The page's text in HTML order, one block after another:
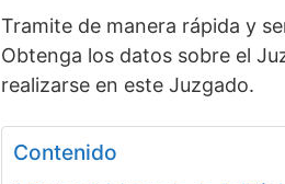
Tramite de manera rápida y
Obtenga los datos sobre el
realizarse en este Juzgado.
Contenido